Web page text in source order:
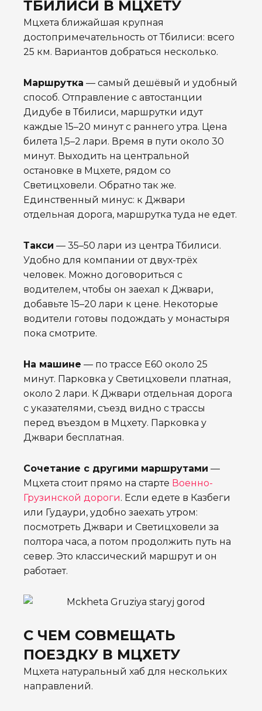
ТБИЛИСИ В МЦХЕТУ
Мцхета ближайшая крупная
достопримечательность от Тбилиси: всего
25 км. Вариантов добраться несколько.
Маршрутка — самый дешёвый и удобный
способ. Отправление с автостанции
Дидубе в Тбилиси, маршрутки идут
каждые 15–20 минут с раннего утра. Цена
билета 1,5–2 лари. Время в пути около 30
минут. Выходить на центральной
остановке в Мцхете, рядом со
Светицховели. Обратно так же.
Единственный минус: к Джвари
отдельная дорога, маршрутка туда не едет.
Такси — 35–50 лари из центра Тбилиси.
Удобно для компании от двух-трёх
человек. Можно договориться с
водителем, чтобы он заехал к Джвари,
добавьте 15–20 лари к цене. Некоторые
водители готовы подождать у монастыря
пока смотрите.
На машине — по трассе E60 около 25
минут. Парковка у Светицховели платная,
около 2 лари. К Джвари отдельная дорога
с указателями, съезд видно с трассы
перед въездом в Мцхету. Парковка у
Джвари бесплатная.
Сочетание с другими маршрутами —
Мцхета стоит прямо на старте Военно-
Грузинской дороги. Если едете в Казбеги
или Гудаури, удобно заехать утром:
посмотреть Джвари и Светицховели за
полтора часа, а потом продолжить путь на
север. Это классический маршрут и он
работает.
С ЧЕМ СОВМЕЩАТЬ
ПОЕЗДКУ В МЦХЕТУ
Мцхета натуральный хаб для нескольких
направлений.